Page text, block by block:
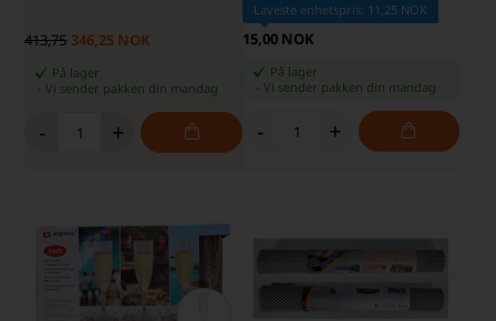
413,75 346,25 NOK
På lager
-Vi sender pakken din mandag
- +
Laveste enhetspris: 11,25 NOK
15,00 NOK
På lager
Vi sender pakken din mandag
- +